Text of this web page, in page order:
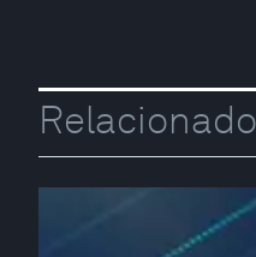
Relacionado